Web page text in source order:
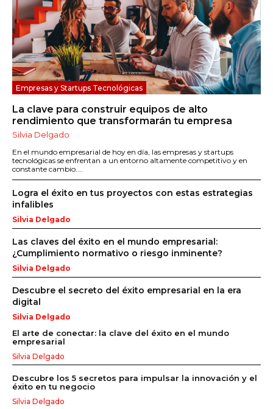
Empresas y Startups Tecnológicas
La clave para construir equipos de alto
rendimiento que transformarán tu empresa
Silvia Delgado
En el mundo empresarial de hoy en día, las empresas y startups
tecnológicas se enfrentan a un entorno altamente competitivo y en
constante cambio....
Logra el éxito en tus proyectos con estas estrategias
infalibles
Silvia Delgado
Las claves del éxito en el mundo empresarial:
¿Cumplimiento normativo o riesgo inminente?
Silvia Delgado
Descubre el secreto del éxito empresarial en la era
digital
Silvia Delgado
El arte de conectar: la clave del éxito en el mundo
empresarial
Silvia Delgado
Descubre los 5 secretos para impulsar la innovación y el
éxito en tu negocio
Silvia Delgado